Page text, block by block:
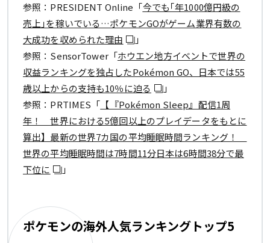
参照：PRESIDENT Online「今でも｢年1000億円級の
売上｣を稼いでいる…ポケモンGOがゲーム業界有数の
大成功を収められた理由
」
参照：SensorTower「ホウエン地方イベントで世界の
収益ランキングを独占したPokémon GO、日本では55
歳以上からの支持も10％に迫る
」
参照：PRTIMES「 【『Pokémon Sleep』配信1周
年！ 世界における5億回以上のプレイデータをもとに
算出】最新の世界7カ国の平均睡眠時間ランキング！
世界の平均睡眠時間は7時間11分日本は6時間38分で最
下位に
」
ポケモンの海外人気ランキングトップ5